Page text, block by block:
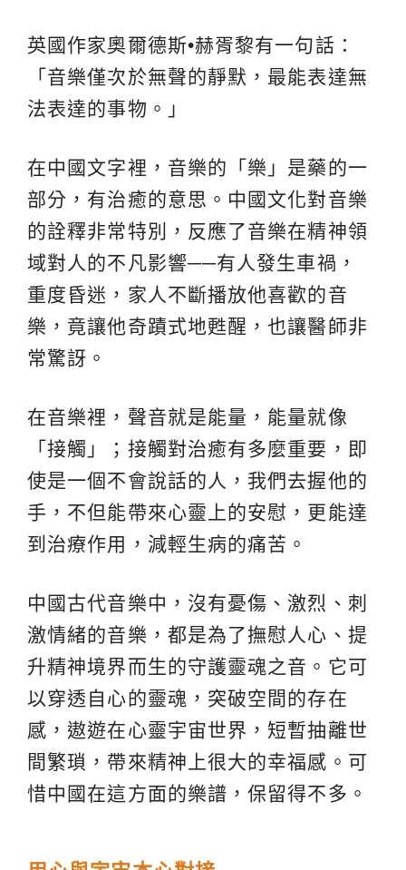
英國作家奧爾德斯•赫胥黎有一句話：
「音樂僅次於無聲的靜默，最能表達無
法表達的事物。」
在中國文字裡，音樂的「樂」是藥的一
部分，有治癒的意思。中國文化對音樂
的詮釋非常特別，反應了音樂在精神領
域對人的不凡影響──有人發生車禍，
重度昏迷，家人不斷播放他喜歡的音
樂，竟讓他奇蹟式地甦醒，也讓醫師非
常驚訝。
在音樂裡，聲音就是能量，能量就像
「接觸」；接觸對治癒有多麼重要，即
使是一個不會說話的人，我們去握他的
手，不但能帶來心靈上的安慰，更能達
到治療作用，減輕生病的痛苦。
中國古代音樂中，沒有憂傷、激烈、刺
激情緒的音樂，都是為了撫慰人心、提
升精神境界而生的守護靈魂之音。它可
以穿透自心的靈魂，突破空間的存在
感，遨遊在心靈宇宙世界，短暫抽離世
間繁瑣，帶來精神上很大的幸福感。可
惜中國在這方面的樂譜，保留得不多。